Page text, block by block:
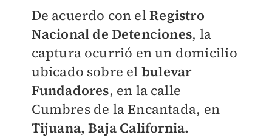
De acuerdo con elRegistro
Nacional de Detenciones, la
captura ocurrió en un domicilio
ubicado sobre el bulevar
Fundadores, en la calle
Cumbres de la Encantada, en
Tijuana, Baja California.